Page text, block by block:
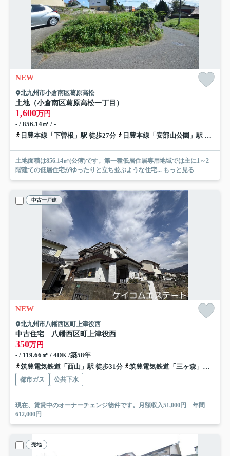
NEW
北九州市小倉南区葛原高松
土地（小倉南区葛原高松一丁目）
1,600万円
- / 856.14㎡ / -
日豊本線「下曽根」駅 徒歩27分
日豊本線「安部山公園」駅 徒歩35分
土地面積は856.14㎡(公簿)です。第一種低層住居専用地域では主に1～2
階建ての低層住宅がゆったりと立ち並ぶような住宅... もっと見る
中古一戸建
NEW
北九州市八幡西区町上津役西
中古住宅 八幡西区町上津役西
350万円
- / 119.66㎡ / 4DK /築58年
筑豊電気鉄道「西山」駅 徒歩31分
筑豊電気鉄道「三ヶ森」駅 徒歩28分
都市ガス 公共下水
現在、賃貸中のオーナーチェンジ物件です。月額収入51,000円 年間
612,000円
売地